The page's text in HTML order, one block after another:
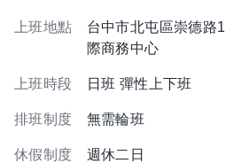
上班地點
台中市北屯區崇德路
際商務中心
上班時段 日班 彈性上下班
排班制度 無需輪班
休假制度 週休二日